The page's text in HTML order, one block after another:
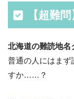
【超難
北海道の難読地名
普通の人にはまず
すか……？